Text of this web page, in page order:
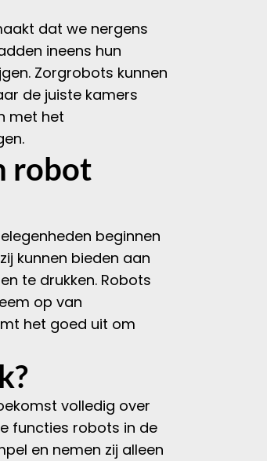
dat we nergens
ineens hun
Zorgrobots kunnen
de juiste kamers
met het
robot
beginnen
kunnen bieden aan
te drukken. Robots
op van
het goed uit om
volledig over
functies robots in de
en nemen zij alleen